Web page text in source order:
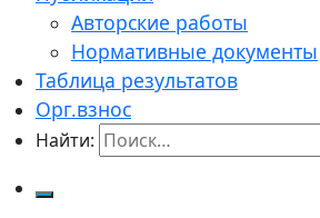
Авторские работы
Нормативные документы
Таблица результатов
Орг.взнос
Найти: